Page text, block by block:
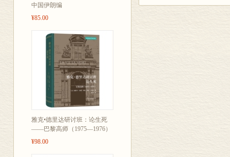
中国伊朗编
¥85.00
雅克•德里达研讨班：论生死
——巴黎高师（1975—1976）
¥98.00
本书作者描写